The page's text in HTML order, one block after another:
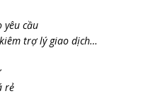
cầu
trợ lý giao dịch…
rẻ